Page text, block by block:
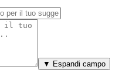
▼ Espandi campo